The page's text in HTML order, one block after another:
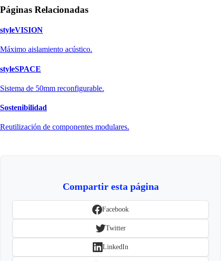
Páginas Relacionadas
styleVISION
Máximo aislamiento acústico.
styleSPACE
Sistema de 50mm reconfigurable.
Sostenibilidad
Reutilización de componentes modulares.
Compartir esta página
Facebook
Twitter
LinkedIn